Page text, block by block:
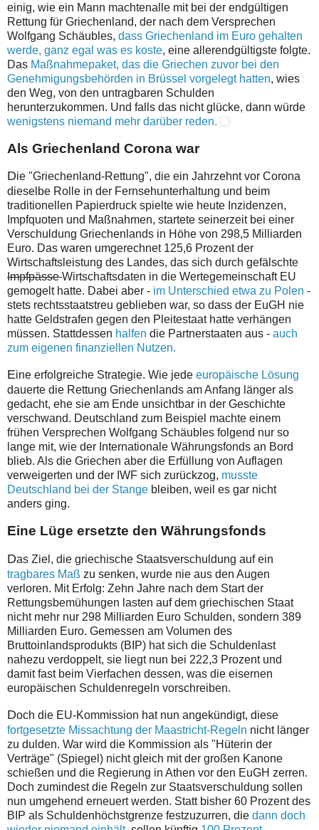
einig, wie ein Mann machtenalle mit bei der endgültigen
Rettung für Griechenland, der nach dem Versprechen
Wolfgang Schäubles, dass Griechenland im Euro gehalten
werde, ganz egal was es koste, eine allerendgültigste folgte.
Das Maßnahmepaket, das die Griechen zuvor bei den
Genehmigungsbehörden in Brüssel vorgelegt hatten, wies
den Weg, von den untragbaren Schulden
herunterzukommen. Und falls das nicht glücke, dann würde
wenigstens niemand mehr darüber reden.
Als Griechenland Corona war
Die "Griechenland-Rettung", die ein Jahrzehnt vor Corona
dieselbe Rolle in der Fernsehunterhaltung und beim
traditionellen Papierdruck spielte wie heute Inzidenzen,
Impfquoten und Maßnahmen, startete seinerzeit bei einer
Verschuldung Griechenlands in Höhe von 298,5 Milliarden
Euro. Das waren umgerechnet 125,6 Prozent der
Wirtschaftsleistung des Landes, das sich durch gefälschte
ImpfpässeWirtschaftsdaten in die Wertegemeinschaft EU
gemogelt hatte. Dabei aber - im Unterschied etwa zu Polen -
stets rechtsstaatstreu geblieben war, so dass der EuGH nie
hatte Geldstrafen gegen den Pleitestaat hatte verhängen
müssen. Stattdessen halfen die Partnerstaaten aus - auch
zum eigenen finanziellen Nutzen.
Eine erfolgreiche Strategie. Wie jede europäische Lösung
dauerte die Rettung Griechenlands am Anfang länger als
gedacht, ehe sie am Ende unsichtbar in der Geschichte
verschwand. Deutschland zum Beispiel machte einem
frühen Versprechen Wolfgang Schäubles folgend nur so
lange mit, wie der Internationale Währungsfonds an Bord
blieb. Als die Griechen aber die Erfüllung von Auflagen
verweigerten und der IWF sich zurückzog, musste
Deutschland bei der Stange bleiben, weil es gar nicht
anders ging.
Eine Lüge ersetzte den Währungsfonds
Das Ziel, die griechische Staatsverschuldung auf ein
tragbares Maß zu senken, wurde nie aus den Augen
verloren. Mit Erfolg: Zehn Jahre nach dem Start der
Rettungsbemühungen lasten auf dem griechischen Staat
nicht mehr nur 298 Milliarden Euro Schulden, sondern 389
Milliarden Euro. Gemessen am Volumen des
Bruttoinlandsprodukts (BIP) hat sich die Schuldenlast
nahezu verdoppelt, sie liegt nun bei 222,3 Prozent und
damit fast beim Vierfachen dessen, was die eisernen
europäischen Schuldenregeln vorschreiben.
Doch die EU-Kommission hat nun angekündigt, diese
fortgesetzte Missachtung der Maastricht-Regeln nicht länger
zu dulden. War wird die Kommission als "Hüterin der
Verträge" (Spiegel) nicht gleich mit der großen Kanone
schießen und die Regierung in Athen vor den EuGH zerren.
Doch zumindest die Regeln zur Staatsverschuldung sollen
nun umgehend erneuert werden. Statt bisher 60 Prozent des
BIP als Schuldenhöchstgrenze festzuzurren, die dann doch